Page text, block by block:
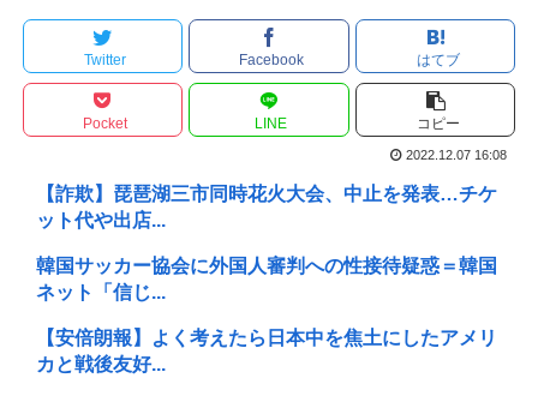
Twitter Facebook はてブ
Pocket LINE コピー
2022.12.07 16:08
【詐欺】琵琶湖三市同時花火大会、中止を発表…チケ
ット代や出店...
韓国サッカー協会に外国人審判への性接待疑惑＝韓国
ネット「信じ...
【安倍朗報】よく考えたら日本中を焦土にしたアメリ
カと戦後友好...